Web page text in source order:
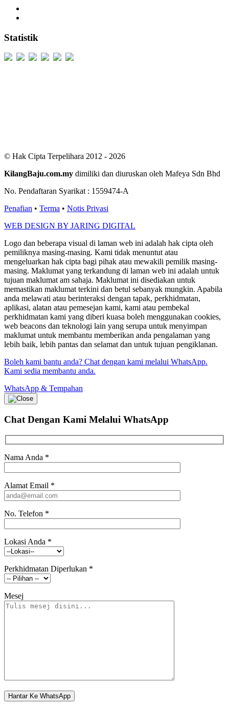
Statistik
© Hak Cipta Terpelihara 2012 - 2026
KilangBaju.com.my dimiliki dan diuruskan oleh Mafeya Sdn Bhd
No. Pendaftaran Syarikat : 1559474-A
Penafian • Terma • Notis Privasi
WEB DESIGN BY JARING DIGITAL
Logo dan beberapa visual di laman web ini adalah hak cipta oleh
pemiliknya masing-masing. Kami tidak menuntut atau
mengeluarkan hak cipta bagi pihak atau mewakili pemilik masing-
masing. Maklumat yang terkandung di laman web ini adalah untuk
tujuan maklumat am sahaja. Maklumat ini disediakan untuk
memastikan maklumat terkini dan betul sebanyak mungkin. Apabila
anda melawati atau berinteraksi dengan tapak, perkhidmatan,
aplikasi, alatan atau pemesejan kami, kami atau pembekal
perkhidmatan kami yang diberi kuasa boleh menggunakan cookies,
web beacons dan teknologi lain yang serupa untuk menyimpan
maklumat untuk membantu memberikan anda pengalaman yang
lebih baik, lebih pantas dan selamat dan untuk tujuan pengiklanan.
Boleh kami bantu anda? Chat dengan kami melalui WhatsApp.
Kami sedia membantu anda.
WhatsApp & Tempahan
Chat Dengan Kami Melalui WhatsApp
Nama Anda *
Alamat Email *
No. Telefon *
Lokasi Anda *
Perkhidmatan Diperlukan *
Mesej